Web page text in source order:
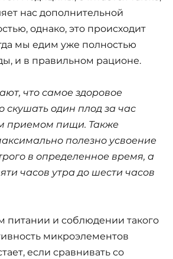
нас дополнительной
однако, это происходит
мы едим уже полностью
и в правильном рационе.
что самое здоровое
скушать один плод за час
приемом пищи. Также
полезно усвоение
в определенное время, а
часов утра до шести часов
питании и соблюдении такого
микроэлементов
если сравнивать со